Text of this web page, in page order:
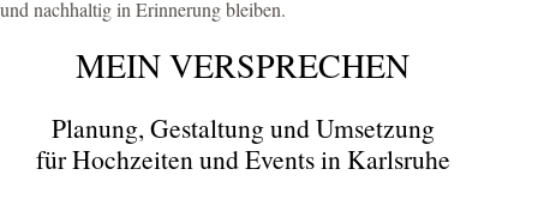
und nachhaltig in Erinnerung bleiben.
MEIN VERSPRECHEN
Planung, Gestaltung und Umsetzung
für Hochzeiten und Events in Karlsruhe